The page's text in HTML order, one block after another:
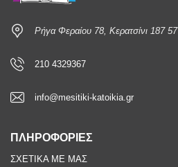
Ρήγα Φεραίου 78, Κερατσίνι 187 57
210 4329367
info@mesitiki-katoikia.gr
ΠΛΗΡΟΦΟΡΙΕΣ
ΣΧΕΤΙΚΑ ΜΕ ΜΑΣ